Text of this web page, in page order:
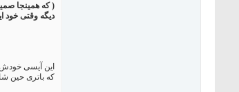
( که همینجا
دیگه وقتی خود این پاور بانک رو میفروشن 12 تومن، که توش
که باتری حین